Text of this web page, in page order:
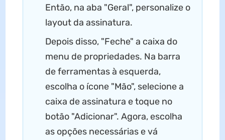
Então, na aba "Geral", personalize o
layout da assinatura.
Depois disso, "Feche" a caixa do
menu de propriedades. Na barra
de ferramentas à esquerda,
escolha o ícone "Mão", selecione a
caixa de assinatura e toque no
botão "Adicionar". Agora, escolha
as opções necessárias e vá